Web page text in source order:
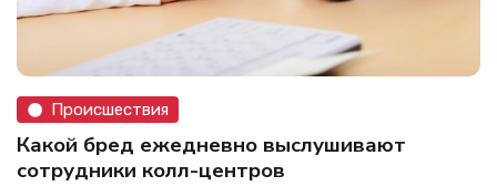
Происшествия
Какой бред ежедневно выслушивают
сотрудники колл-центров